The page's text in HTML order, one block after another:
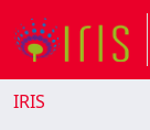
IRIS